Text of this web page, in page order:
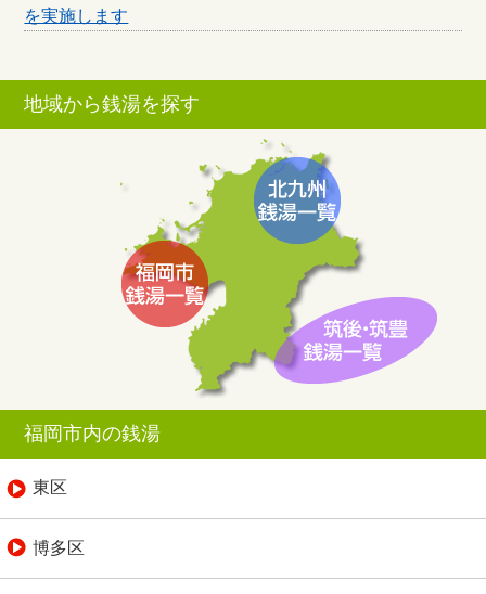
を実施します
地域から銭湯を探す
福岡市内の銭湯
東区
博多区